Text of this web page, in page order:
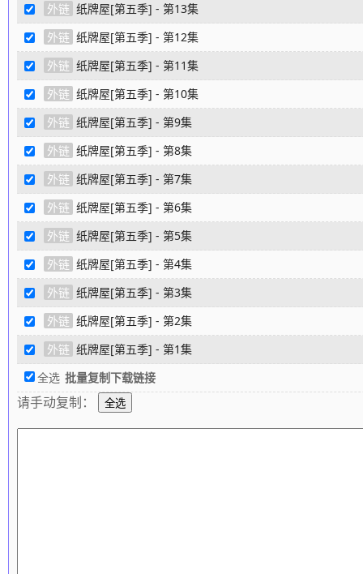
外链 纸牌屋[第五季] - 第13集
外链 纸牌屋[第五季] - 第12集
外链 纸牌屋[第五季] - 第11集
外链 纸牌屋[第五季] - 第10集
外链 纸牌屋[第五季] - 第9集
外链 纸牌屋[第五季] - 第8集
外链 纸牌屋[第五季] - 第7集
外链 纸牌屋[第五季] - 第6集
外链 纸牌屋[第五季] - 第5集
外链 纸牌屋[第五季] - 第4集
外链 纸牌屋[第五季] - 第3集
外链 纸牌屋[第五季] - 第2集
外链 纸牌屋[第五季] - 第1集
全选 批量复制下载链接
请手动复制：